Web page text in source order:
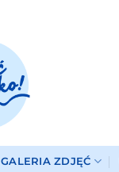
GALERIA ZDJĘĆ